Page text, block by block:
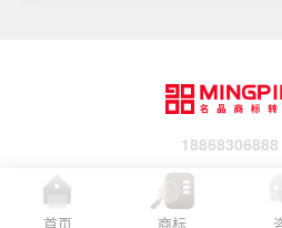
18868306888
首页 商标